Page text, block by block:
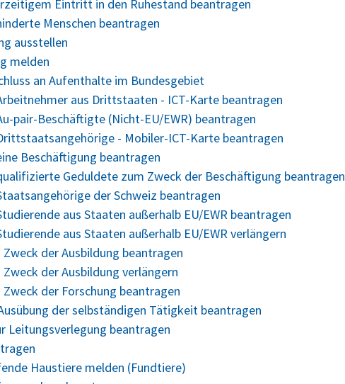
Eintritt in den Ruhestand beantragen
Menschen beantragen
ausstellen
melden
an Aufenthalte im Bundesgebiet
aus Drittstaaten - ICT-Karte beantragen
pair-Beschäftigte (Nicht-EU/EWR) beantragen
- Mobiler-ICT-Karte beantragen
Beschäftigung beantragen
Geduldete zum Zweck der Beschäftigung beantragen
der Schweiz beantragen
aus Staaten außerhalb EU/EWR beantragen
aus Staaten außerhalb EU/EWR verlängern
der Ausbildung beantragen
der Ausbildung verlängern
der Forschung beantragen
der selbständigen Tätigkeit beantragen
Leitungsverlegung beantragen
Haustiere melden (Fundtiere)